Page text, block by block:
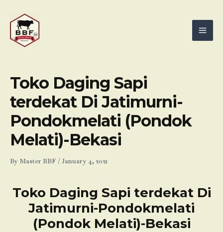
content
Toko Daging Sapi
terdekat Di Jatimurni-
Pondokmelati (Pondok
Melati)-Bekasi
By Master BBF /January 4, 2021
Toko Daging Sapi terdekat Di
Jatimurni-Pondokmelati
(Pondok Melati)-Bekasi